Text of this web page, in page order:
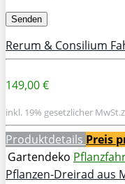
Rerum & Consilium
149,00 €
inkl. 19% gesetzlicher MwSt.
Produktdetails Preis
Gartendeko
Pflanzen-Dreirad aus